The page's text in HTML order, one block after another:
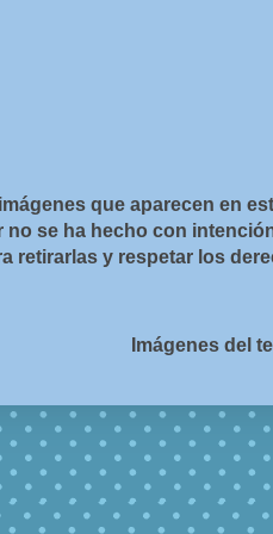
que aparecen en
no se ha hecho con
retirarlas y respetar los
Imágenes del